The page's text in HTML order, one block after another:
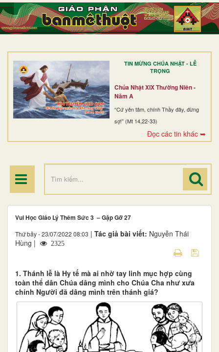
TIN MỪNG CHÚA NHẬT - LỄ
TRỌNG
Chúa Nhật XIX Thường Niên -
Năm A
“Cứ yên tâm, chính Thầy đây, đừng
sợ!” (Mt 14,22-33)
Đọc các tin khác ➥
TRANG NHẤT
GIỚI THIỆU
DÒNG TU
BAN MỤC VỤ
ĐOÀN THỂ CG
ĐIỂM HÀNH HƯƠNG
Vui Học Giáo Lý Thêm Sức 3 – Gặp Gỡ 27
Thứ bảy - 23/07/2022 08:03 | Tác giả bài viết: Nguyễn Thái
Hùng |
2325
1. Thánh lễ là Hy tế mà ai nhờ tay linh mục hợp cùng
toàn thể dân Chúa dâng mình cho Chúa Cha như xưa
chính Người đã dâng mình trên thánh giá?